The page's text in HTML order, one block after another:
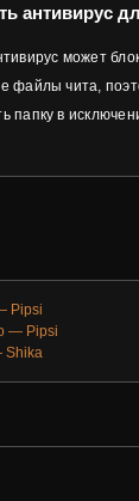
антивирус
может
файлы чита,
папку в
Pipsi
— Pipsi
Shika